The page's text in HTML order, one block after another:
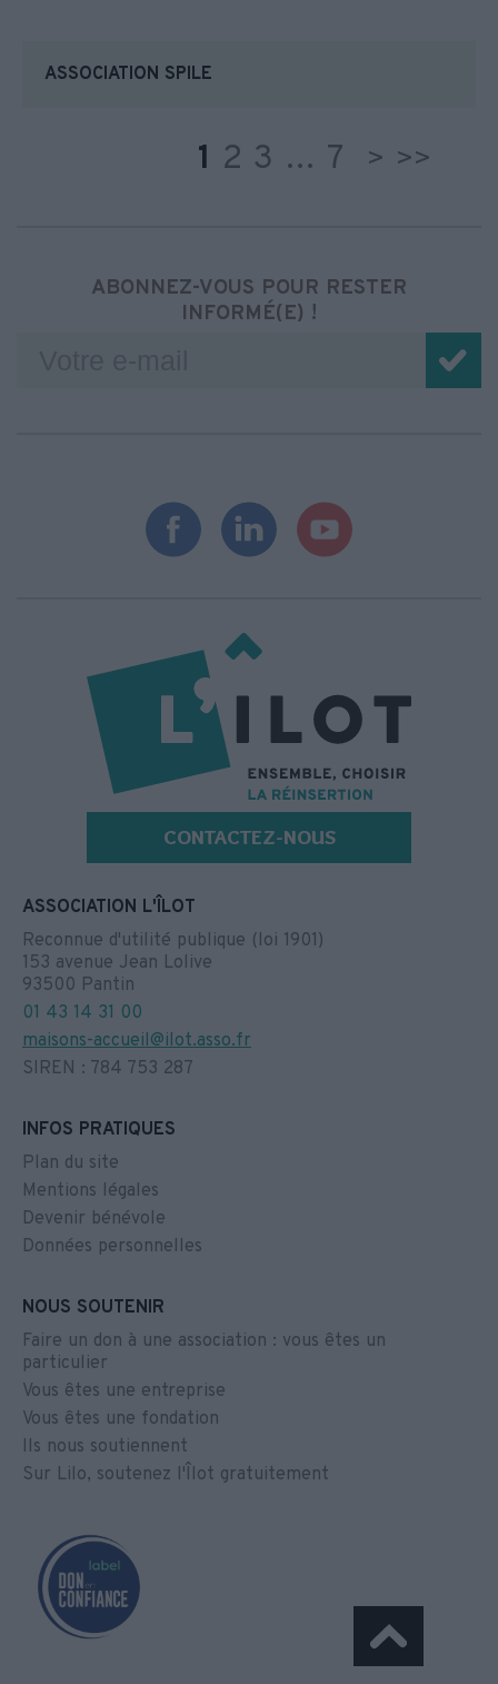
ASSOCIATION SPILE
1 2 3 … 7 > >>
ABONNEZ-VOUS POUR RESTER
INFORMÉ(E) !
CONTACTEZ-NOUS
ASSOCIATION L'ÎLOT
Reconnue d'utilité publique (loi 1901)
153 avenue Jean Lolive
93500 Pantin
01 43 14 31 00
maisons-accueil@ilot.asso.fr
SIREN : 784 753 287
INFOS PRATIQUES
Plan du site
Mentions légales
Devenir bénévole
Données personnelles
NOUS SOUTENIR
Faire un don à une association : vous êtes un
particulier
Vous êtes une entreprise
Vous êtes une fondation
Ils nous soutiennent
Sur Lilo, soutenez l'Îlot gratuitement